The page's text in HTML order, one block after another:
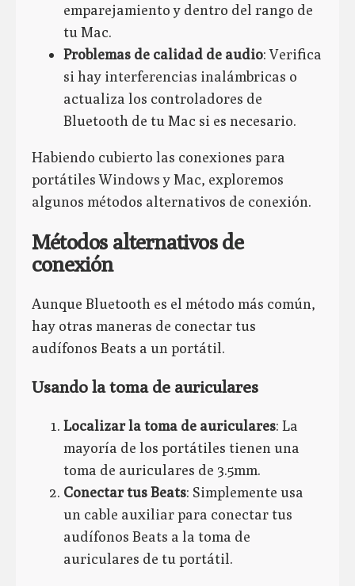
emparejamiento y dentro del rango de
tu Mac.
Problemas de calidad de audio: Verifica
si hay interferencias inalámbricas o
actualiza los controladores de
Bluetooth de tu Mac si es necesario.
Habiendo cubierto las conexiones para
portátiles Windows y Mac, exploremos
algunos métodos alternativos de conexión.
Métodos alternativos de
conexión
Aunque Bluetooth es el método más común,
hay otras maneras de conectar tus
audífonos Beats a un portátil.
Usando la toma de auriculares
Localizar la toma de auriculares: La
mayoría de los portátiles tienen una
toma de auriculares de 3.5mm.
Conectar tus Beats: Simplemente usa
un cable auxiliar para conectar tus
audífonos Beats a la toma de
auriculares de tu portátil.